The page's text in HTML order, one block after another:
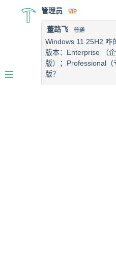
管理员 VIP
董路飞 普通
Windows 11 25H2 咋
版本：Enterprise （
版）；Professional
版？